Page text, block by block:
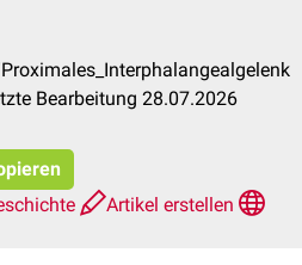
Bearbeitung 28.07.2026
Artikel erstellen